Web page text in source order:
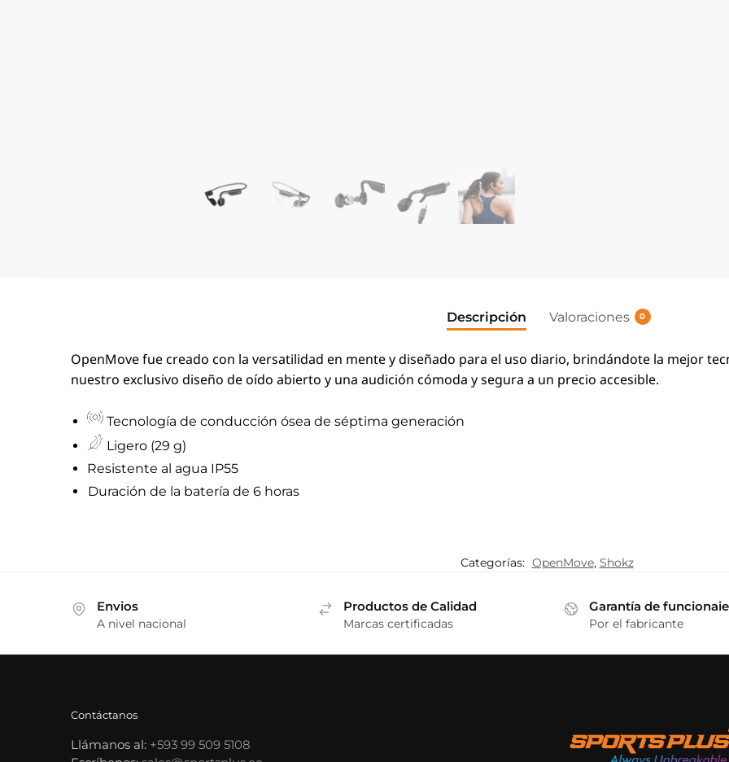
Descripción Valoraciones 0
OpenMove fue creado con la versatilidad en mente y diseñado para el uso diario, brindándote la mejor
nuestro exclusivo diseño de oído abierto y una audición cómoda y segura a un precio accesible.
Tecnología de conducción ósea de séptima generación
Ligero (29 g)
Resistente al agua IP55
Duración de la batería de 6 horas
Categorías: OpenMove, Shokz
Envios
A nivel nacional
Productos de Calidad
Marcas certificadas
Garantía de
Por el fabricante
Contáctanos
Llámanos al: +593 99 509 5108